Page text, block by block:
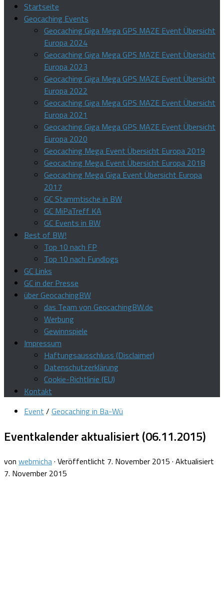
Startseite
Geocaching Events
Geocaching Giga Mega GPS MAZE Event Übersicht
Europa 2024
Geocaching Giga Mega GPS MAZE Event Übersicht
Europa 2023
Geocaching Giga Mega GPS MAZE Event Übersicht
Europa 2022
Geocaching Giga Mega GPS MAZE Event Übersicht
Europa 2021
Geocaching Giga Mega GPS MAZE Event Übersicht
Europa 2020
Geocaching Mega Event Übersicht Europa 2019
Geocaching Mega Event Übersicht Europa 2018
Geocaching Mega Giga Event Übersicht Europa
2017
GC Stammtische in BW
GC MiPaTreff KA
GC Events in BW
Best of BW!
Top 10 nach FP
Top 10 nach Fundlogs
GC Links
GC in der Presse
über GeocachingBW
das Team von GeocachingBW.de
Werbung
Gewinnspiele
Impressum
Haftungsausschluss (Disclaimer)
Datenschutzerklärung
Cookie-Richtlinie (EU)
Kontakt
Event / Geocaching in Ba-Wü
Eventkalender aktualisiert (06.11.2015)
von webmicha· Veröffentlicht 7. November 2015 · Aktualisiert
7. November 2015